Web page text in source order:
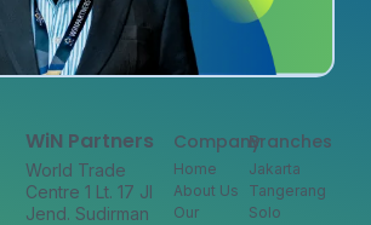
WiN Partners
World Trade
Centre 1 Lt. 17 Jl
Jend. Sudirman
Company
Home
About Us
Our
Branches
Jakarta
Tangerang
Solo